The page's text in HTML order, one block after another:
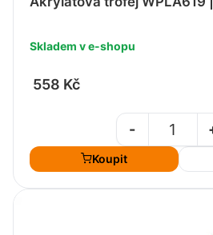
Skladem v e-shopu
558 Kč
-
Koupit